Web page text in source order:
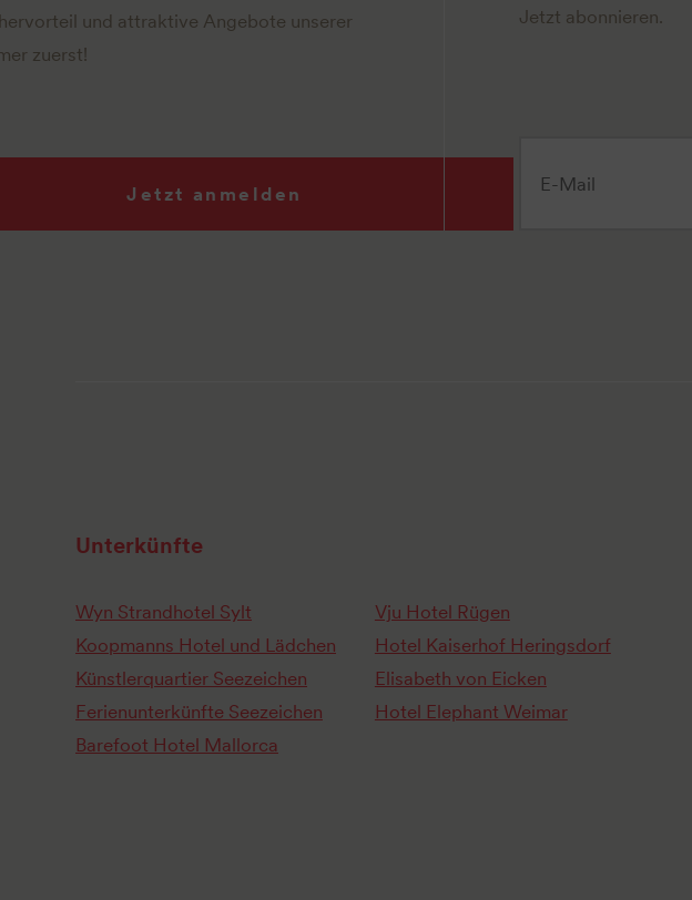
und attraktive Angebote unserer
zuerst!
Jetzt anmelden
Jetzt abonnieren.
Unterkünfte
Wyn Strandhotel Sylt
Vju Hotel Rügen
Koopmanns Hotel und Lädchen
Hotel Kaiserhof Heringsdorf
Künstlerquartier Seezeichen
Elisabeth von Eicken
Ferienunterkünfte Seezeichen
Hotel Elephant Weimar
Barefoot Hotel Mallorca